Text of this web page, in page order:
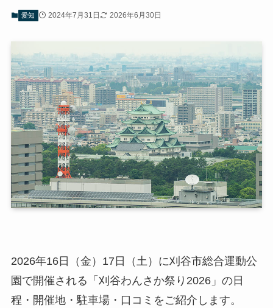
愛知 2024年7月31日 2026年6月30日
2026年16日（金）17日（土）に刈谷市総合運動公
園で開催される「刈谷わんさか祭り2026」の日
程・開催地・駐車場・口コミをご紹介します。